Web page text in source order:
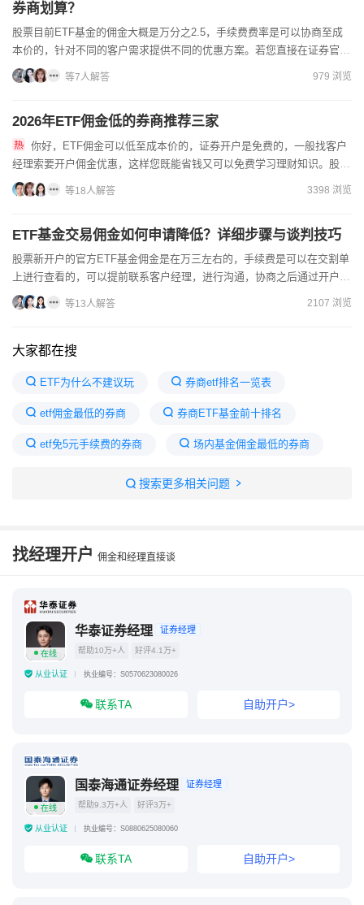
券商划算？
股票目前ETF基金的佣金大概是万分之2.5，手续费费率是可以协商至成
本价的，针对不同的客户需求提供不同的优惠方案。若您直接在证券官网
APP或者是券商官网办理的开户，那么佣金都是比较高的...
等7人解答 979 浏览
2026年ETF佣金低的券商推荐三家
经理索要开户佣金优惠，这样您既能省钱又可以免费学习理财知识。股票
开户可以手机上进行，网上开户是目前大众的首选途径，因为其方...
等18人解答 3398 浏览
ETF基金交易佣金如何申请降低？详细步骤与谈判技巧
股票新开户的官方ETF基金佣金是在万三左右的，手续费是可以在交割单
上进行查看的，可以提前联系客户经理，进行沟通，协商之后通过开户渠
道办理开户，现在股票开户主要有两种方式：线下开户和线上...
等13人解答 2107 浏览
大家都在搜
ETF为什么不建议玩 券商etf排名一览表
etf佣金最低的券商 券商ETF基金前十排名
etf免5元手续费的券商 场内基金佣金最低的券商
场内ETF免5的券商
搜索更多相关问题
找经理开户 佣金和经理直接谈
在线
华泰证券经理 证券经理
帮助10万+人 好评4.1万+
从业认证 执业编号：S0570623080026
联系TA 自助开户>
在线
国泰海通证券经理 证券经理
帮助9.3万+人 好评3万+
从业认证 执业编号：S0880625080060
联系TA 自助开户>